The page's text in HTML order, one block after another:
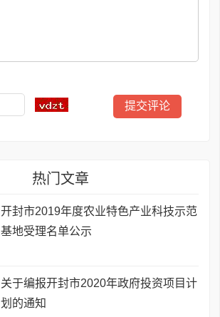
热门文章
开封市2019年度农业特色产业科技示范
基地受理名单公示
关于编报开封市2020年政府投资项目计
划的通知